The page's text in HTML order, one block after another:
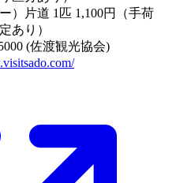
）片道 1匹 1,100円（手荷
あり）
(佐渡観光協会)